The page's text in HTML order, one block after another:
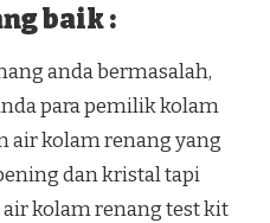
baik :
anda bermasalah,
para pemilik kolam
air kolam renang yang
dan kristal tapi
kolam renang test kit